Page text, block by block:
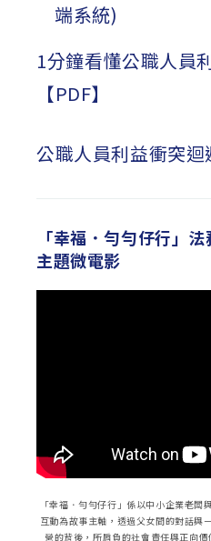
端系統)
1分鐘看懂公職人員
【PDF】
公職人員利益衝突迴
「幸福．勻勻仔行」
主題微電影
「幸福．勻勻仔行」係以中小企業老
互動為故事主軸，透過父女間的對話與
營的背後，所肩負的社會責任與正向